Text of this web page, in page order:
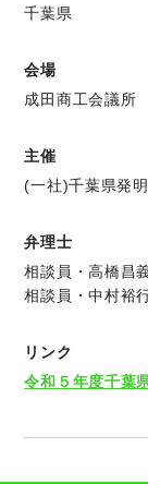
千葉県
会場
成田商工会議所
主催
(一社)千葉県発
弁理士
相談員・高橋昌
相談員・中村裕
リンク
令和５年度千葉